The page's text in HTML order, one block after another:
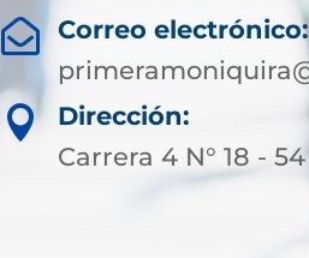

Correo electrónico:

Dirección:
Carrera 4 N° 18 -